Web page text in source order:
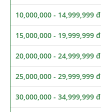
10,000,000 - 14,999,999 đ
15,000,000 - 19,999,999 đ
20,000,000 - 24,999,999 đ
25,000,000 - 29,999,999 đ
30,000,000 - 34,999,999 đ